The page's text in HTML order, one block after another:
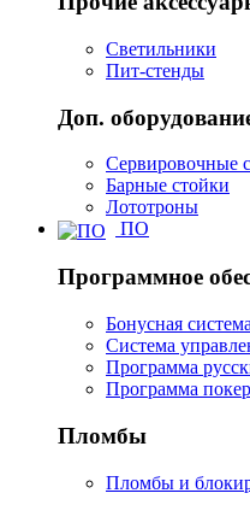
Светильники
Пит-стенды
Доп.
Сервировочные
Барные стойки
Лототроны
ПО
Программное
Бонусная система
Система
Программа
Программа
Пломбы
Пломбы и